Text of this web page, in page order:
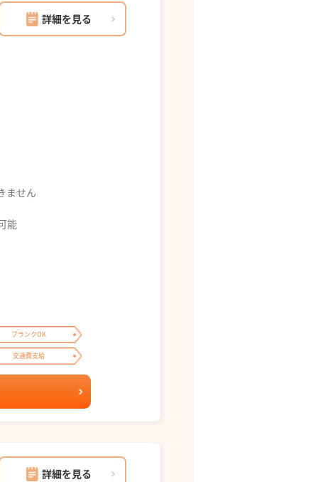
詳細を見る
ません
能
ブランクOK
交通費支給
詳細を見る